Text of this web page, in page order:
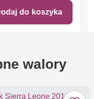
do koszyka
walory